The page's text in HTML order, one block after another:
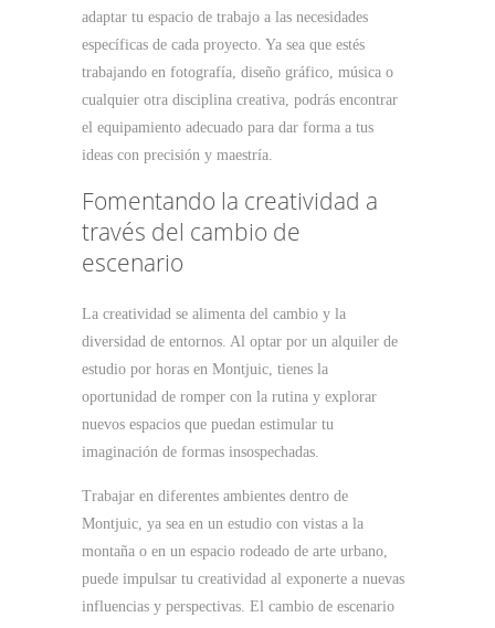
adaptar tu espacio de trabajo a las necesidades
específicas de cada proyecto. Ya sea que estés
trabajando en fotografía, diseño gráfico, música o
cualquier otra disciplina creativa, podrás encontrar
el equipamiento adecuado para dar forma a tus
ideas con precisión y maestría.
Fomentando la creatividad a
través del cambio de
escenario
La creatividad se alimenta del cambio y la
diversidad de entornos. Al optar por un alquiler de
estudio por horas en Montjuic, tienes la
oportunidad de romper con la rutina y explorar
nuevos espacios que puedan estimular tu
imaginación de formas insospechadas.
Trabajar en diferentes ambientes dentro de
Montjuic, ya sea en un estudio con vistas a la
montaña o en un espacio rodeado de arte urbano,
puede impulsar tu creatividad al exponerte a nuevas
influencias y perspectivas. El cambio de escenario